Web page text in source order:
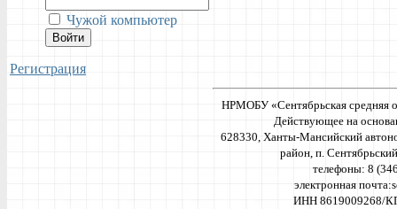
Чужой компьютер
Войти
Регистрация
НРМОБУ «Сентябрьская средняя
Действующее на
628330, Ханты-Мансийский
район, п.
телефоны: 8
электронная почта:
ИНН 8619009268/